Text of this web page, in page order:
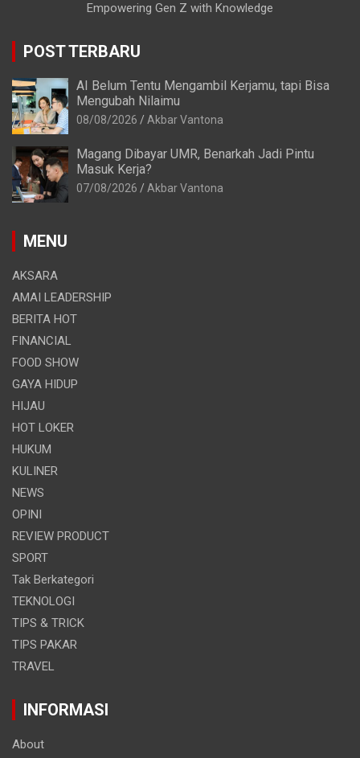
Empowering Gen Z with Knowledge
POST TERBARU
AI Belum Tentu Mengambil Kerjamu, tapi Bisa
Mengubah Nilaimu
08/08/2026 Akbar Vantona
Magang Dibayar UMR, Benarkah Jadi Pintu
Masuk Kerja?
07/08/2026 Akbar Vantona
MENU
AKSARA
AMAI LEADERSHIP
BERITA HOT
FINANCIAL
FOOD SHOW
GAYA HIDUP
HIJAU
HOT LOKER
HUKUM
KULINER
NEWS
OPINI
REVIEW PRODUCT
SPORT
Tak Berkategori
TEKNOLOGI
TIPS & TRICK
TIPS PAKAR
TRAVEL
INFORMASI
About